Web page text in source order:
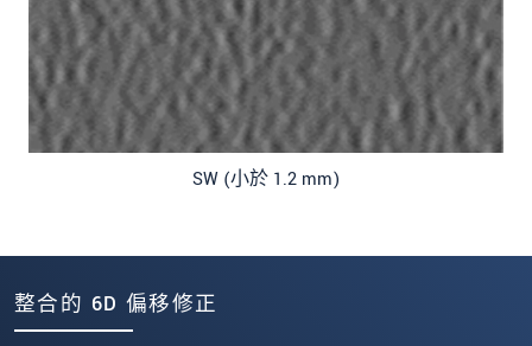
SW (小於 1.2 mm)
整合的 6D 偏移修正